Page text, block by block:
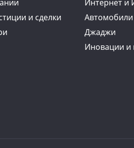
и сделки
Интернет и
Автомобили
Джаджи
Иновации и